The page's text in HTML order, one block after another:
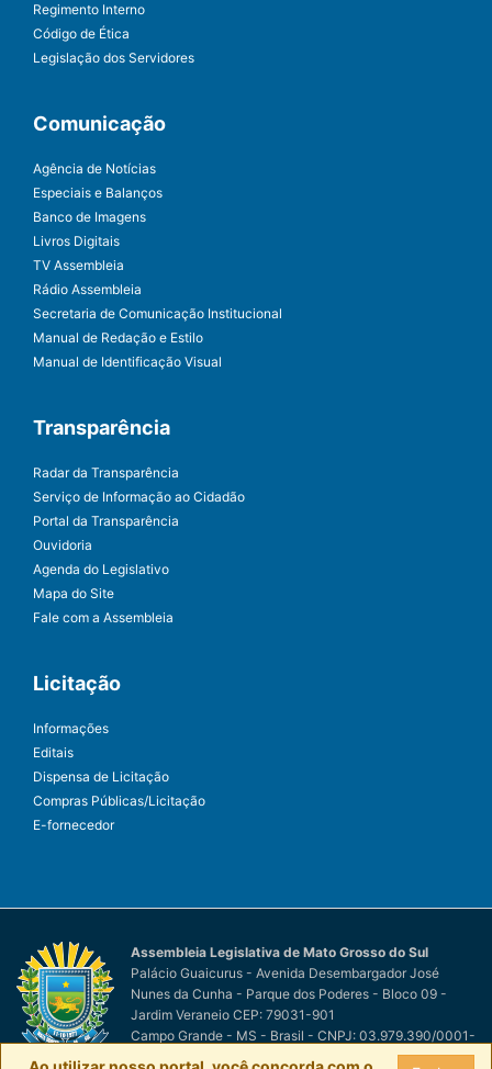
Regimento Interno
Código de Ética
Legislação dos Servidores
Comunicação
Agência de Notícias
Especiais e Balanços
Banco de Imagens
Livros Digitais
TV Assembleia
Rádio Assembleia
Secretaria de Comunicação Institucional
Manual de Redação e Estilo
Manual de Identificação Visual
Transparência
Radar da Transparência
Serviço de Informação ao Cidadão
Portal da Transparência
Ouvidoria
Agenda do Legislativo
Mapa do Site
Fale com a Assembleia
Licitação
Informações
Editais
Dispensa de Licitação
Compras Públicas/Licitação
E-fornecedor
Assembleia Legislativa de Mato Grosso do Sul
Palácio Guaicurus - Avenida Desembargador José
Nunes da Cunha - Parque dos Poderes - Bloco 09 -
Jardim Veraneio CEP: 79031-901
Campo Grande - MS - Brasil - CNPJ: 03.979.390/0001-